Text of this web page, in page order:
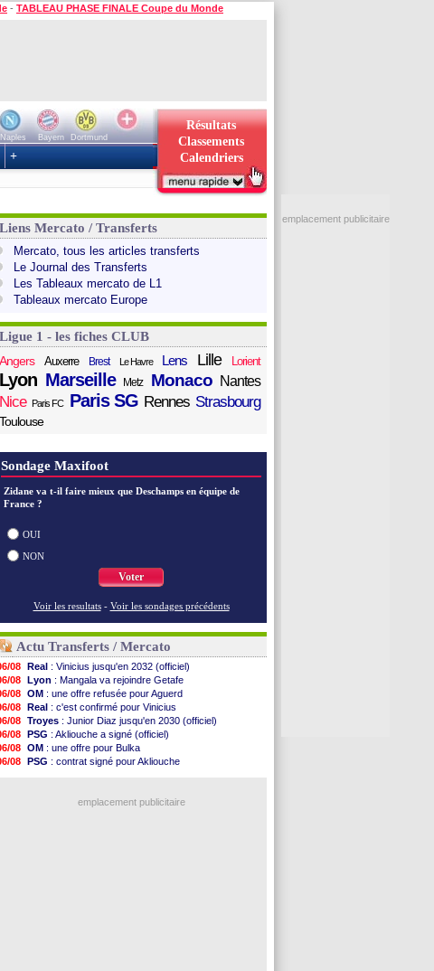
- TABLEAU PHASE FINALE Coupe du Monde
Naples Bayern
Dortmund
Résultats
Classements
Calendriers
+
Liens Mercato / Transferts
Mercato, tous les articles transferts
Le Journal des Transferts
Les Tableaux mercato de L1
Tableaux mercato Europe
Ligue 1 - les fiches CLUB
Angers
Auxerre Brest Le Havre Lens Lille Lorient
Lyon Marseille Metz Monaco Nantes
Nice Paris FC Paris SG Rennes Strasbourg
Toulouse
Sondage Maxifoot
Zidane va t-il faire mieux que Deschamps en équipe de
France ?
OUI
NON
Voter
Voir les resultats - Voir les sondages précédents
Actu Transferts / Mercato
08 Real : Vinicius jusqu'en 2032 (officiel)
08 Lyon : Mangala va rejoindre Getafe
08 OM : une offre refusée pour Aguerd
08 Real : c'est confirmé pour Vinicius
08 Troyes : Junior Diaz jusqu'en 2030 (officiel)
08 PSG : Akliouche a signé (officiel)
08 OM : une offre pour Bulka
08 PSG : contrat signé pour Akliouche
: Dallinga est sur le marché
emplacement publicitaire
emplacement publicitaire